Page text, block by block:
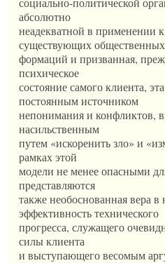
абсолютно
неадекватной в применении
существующих общественных
формаций и призванная,
психическое
состояние самого клиента,
постоянным источником
непонимания и конфликтов,
насильственным
путем «искоренить зло» и
рамках этой
модели не менее опасными
представляются
также необоснованная вера в
эффективность технического
прогресса, служащего
силы клиента
и выступающего весомым